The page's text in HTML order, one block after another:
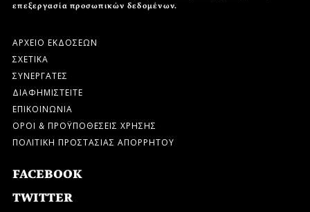
επεξεργασία προσωπικών δεδομένων.
ΑΡΧΕΙΟ ΕΚΔΟΣΕΩΝ
ΣΧΕΤΙΚΑ
ΣΥΝΕΡΓΑΤΕΣ
ΔΙΑΦΗΜΙΣΤΕΙΤΕ
ΕΠΙΚΟΙΝΩΝΙΑ
ΟΡΟΙ & ΠΡΟΫΠΟΘΕΣΕΙΣ ΧΡΗΣΗΣ
ΠΟΛΙΤΙΚΗ ΠΡΟΣΤΑΣΙΑΣ ΑΠΟΡΡΗΤΟΥ
FACEBOOK
TWITTER